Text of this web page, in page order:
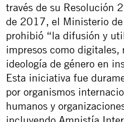
través de su Resolución
de 2017, el Ministerio
prohibió “la difusión y
impresos como digitales,
ideología de género en
Esta iniciativa fue
por organismos
humanos y